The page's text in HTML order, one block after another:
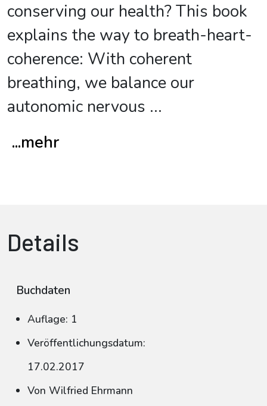
conserving our health? This book
explains the way to breath-heart-
coherence: With coherent
breathing, we balance our
autonomic nervous ...
...mehr
Details
Buchdaten
Auflage: 1
Veröffentlichungsdatum:
17.02.2017
Von Wilfried Ehrmann